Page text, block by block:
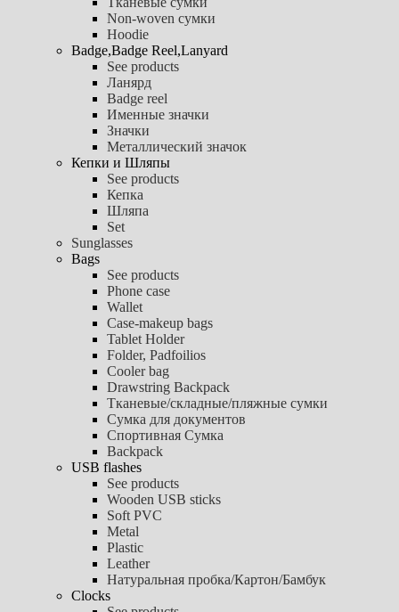
Non-woven сумки
Hoodie
Badge,Badge Reel,Lanyard
See products
Ланярд
Badge reel
Именные значки
Значки
Металлический значок
Кепки и Шляпы
See products
Кепка
Шляпа
Set
Sunglasses
Bags
See products
Phone case
Wallet
Case-makeup bags
Tablet Holder
Folder, Padfoilios
Cooler bag
Drawstring Backpack
Тканевые/складные/пляжные сумки
Сумка для документов
Спортивная Сумка
Backpack
USB flashes
See products
Wooden USB sticks
Soft PVC
Metal
Plastic
Leather
Натуральная пробка/Картон/Бамбук
Clocks